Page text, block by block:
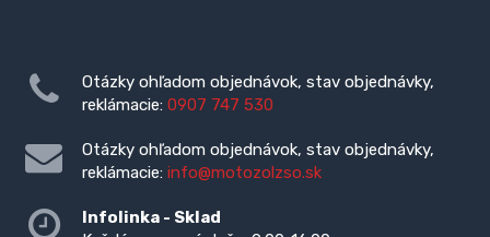
Otázky ohľadom objednávok, stav objednávky,
reklámacie: 0907 747 530
Otázky ohľadom objednávok, stav objednávky,
reklámacie: info@motozolzso.sk
Infolinka - Sklad